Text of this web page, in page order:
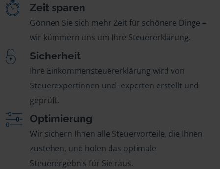
Zeit sparen
Gönnen Sie sich mehr Zeit für schönere Dinge –
wir kümmern uns um Ihre Steuererklärung.
Sicherheit
Ihre Einkommensteuererklärung wird von
Steuerexpertinnen und -experten erstellt und
geprüft.
Optimierung
Wir sichern Ihnen alle Steuervorteile, die Ihnen
zustehen, und holen das optimale
Steuerergebnis für Sie raus.